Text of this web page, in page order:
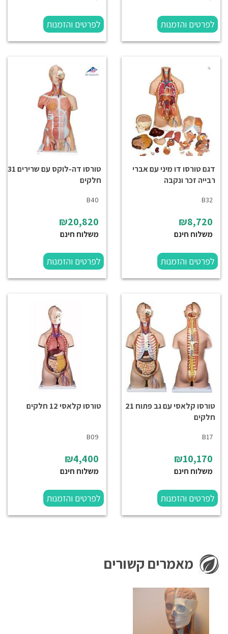
לפרטים והזמנות לפרטים והזמנות
דגם טורסו דו מיני עם אברי
רבייה זכר ונקבה
B32
₪8,720
משלוח חינם
לפרטים והזמנות
טורסו דה-לוקס עם שרירים 31
חלקים
B40
₪20,820
משלוח חינם
לפרטים והזמנות
טורסו קלאסי עם גב פתוח 21
חלקים
B17
₪10,170
משלוח חינם
לפרטים והזמנות
טורסו קלאסי 12 חלקים
B09
₪4,400
משלוח חינם
לפרטים והזמנות
מאמרים קשורים